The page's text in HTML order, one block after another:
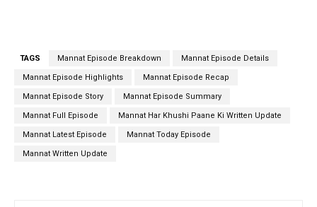
TAGS Mannat Episode Breakdown Mannat Episode Details
Mannat Episode Highlights Mannat Episode Recap
Mannat Episode Story Mannat Episode Summary
Mannat Full Episode Mannat Har Khushi Paane Ki Written Update
Mannat Latest Episode Mannat Today Episode
Mannat Written Update